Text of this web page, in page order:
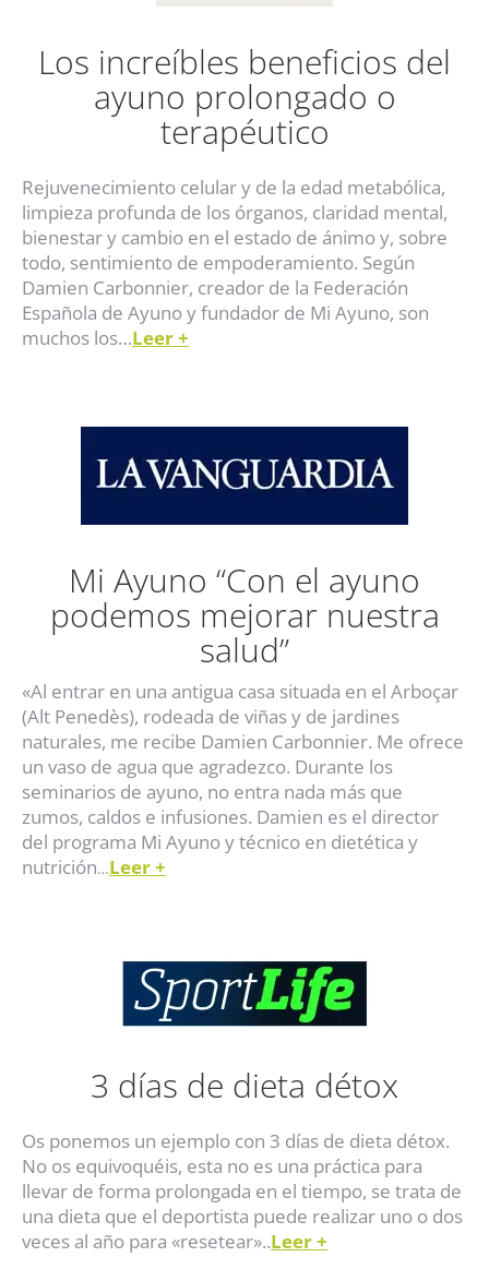
Los increíbles beneficios del
ayuno prolongado o
terapéutico
Rejuvenecimiento celular y de la edad metabólica,
limpieza profunda de los órganos, claridad mental,
bienestar y cambio en el estado de ánimo y, sobre
todo, sentimiento de empoderamiento. Según
Damien Carbonnier, creador de la Federación
Española de Ayuno y fundador de Mi Ayuno, son
muchos los…Leer +
Mi Ayuno “Con el ayuno
podemos mejorar nuestra
salud”
«Al entrar en una antigua casa situada en el Arboçar
(Alt Penedès), rodeada de viñas y de jardines
naturales, me recibe Damien Carbonnier. Me ofrece
un vaso de agua que agradezco. Durante los
seminarios de ayuno, no entra nada más que
zumos, caldos e infusiones. Damien es el director
del programa Mi Ayuno y técnico en dietética y
nutrición…Leer +
3 días de dieta détox
Os ponemos un ejemplo con 3 días de dieta détox.
No os equivoquéis, esta no es una práctica para
llevar de forma prolongada en el tiempo, se trata de
una dieta que el deportista puede realizar uno o dos
veces al año para «resetear»..Leer +